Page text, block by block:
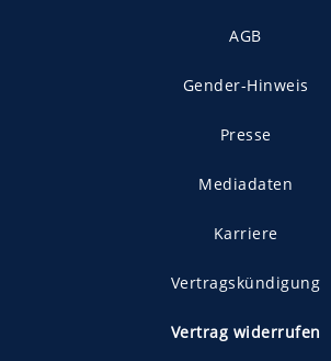
AGB
Gender-Hinweis
Presse
Mediadaten
Karriere
Vertragskündigung
Vertrag widerrufen